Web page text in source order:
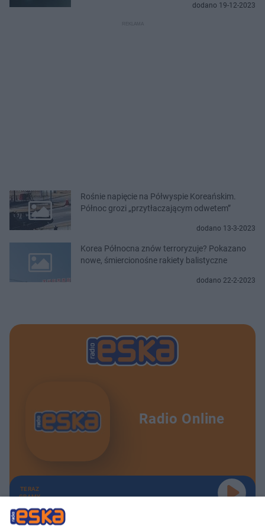
dodano 19-12-2023
Rośnie napięcie na Półwyspie Koreańskim.
Północ grozi „przytłaczającym odwetem”
dodano 13-3-2023
Korea Północna znów terroryzuje? Pokazano
nowe, śmiercionośne rakiety balistyczne
dodano 22-2-2023
Radio Online
TERAZ
GRAMY